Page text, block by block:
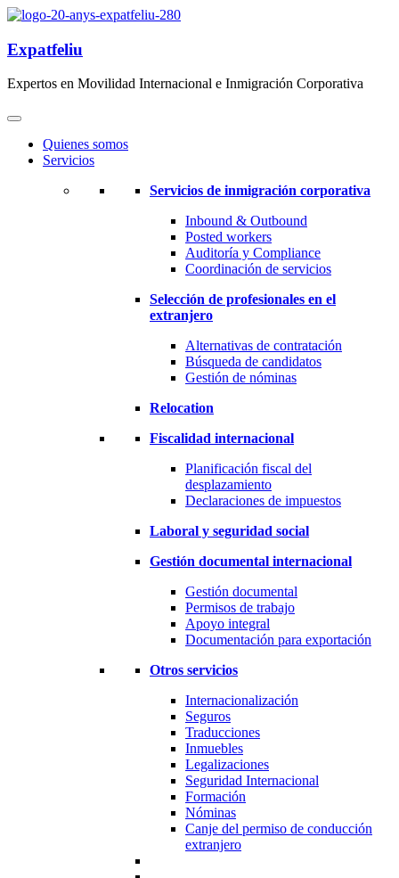
Expatfeliu
Expertos en Movilidad Internacional e Inmigración Corporativa
Quienes somos
Servicios
Servicios de inmigración corporativa
Inbound & Outbound
Posted workers
Auditoría y Compliance
Coordinación de servicios
Selección de profesionales en el
extranjero
Alternativas de contratación
Búsqueda de candidatos
Gestión de nóminas
Relocation
Fiscalidad internacional
Planificación fiscal del
desplazamiento
Declaraciones de impuestos
Laboral y seguridad social
Gestión documental internacional
Gestión documental
Permisos de trabajo
Apoyo integral
Documentación para exportación
Otros servicios
Internacionalización
Seguros
Traducciones
Inmuebles
Legalizaciones
Seguridad Internacional
Formación
Nóminas
Canje del permiso de conducción
extranjero